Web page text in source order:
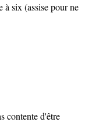
six (assise pour ne
contente d'être